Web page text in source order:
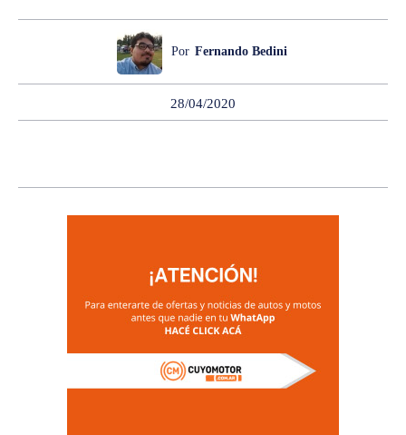
Por Fernando Bedini
28/04/2020